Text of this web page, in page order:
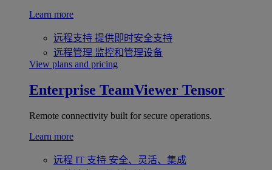
Learn more
远程支持 提供即时安全支持
远程管理 监控和管理设备
View plans and pricing
Enterprise TeamViewer Tensor
Remote connectivity built for secure operations.
Learn more
远程 IT 支持 安全、灵活、集成